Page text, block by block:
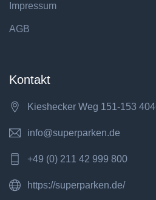
Impressum
AGB
Kontakt
Kieshecker Weg 151-153
info@superparken.de
+49 (0) 211 42 999 800
https://superparken.de/